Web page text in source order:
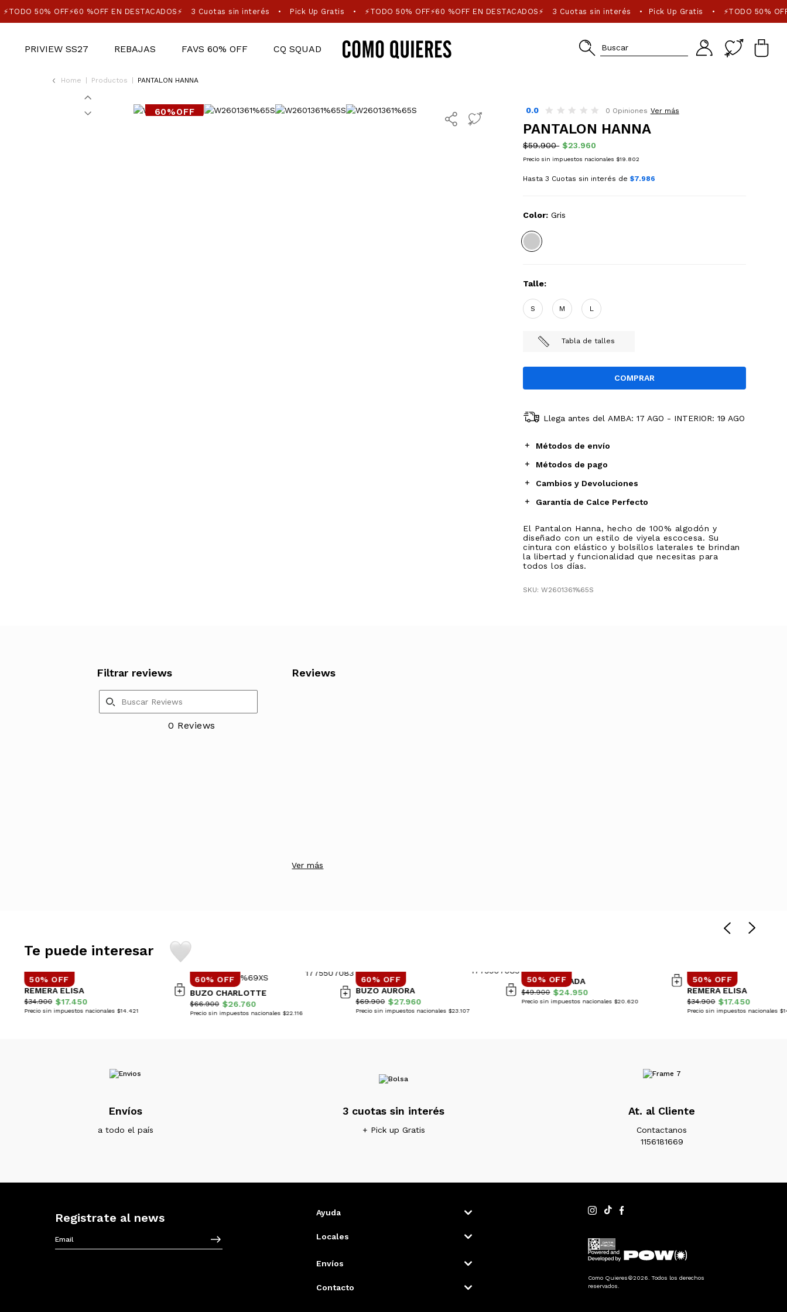
⚡TODO 50% OFF⚡60 %OFF EN DESTACADOS⚡ 3 Cuotas sin interés Pick Up Gratis • ⚡TODO 50% OFF⚡60 %OFF EN DESTACADOS⚡ 3 Cuotas sin interés Pick Up Gratis • ⚡TODO 50%
PRIVIEW SS27 REBAJAS FAVS 60% OFF CQ SQUAD
Home Productos PANTALON HANNA
60%OFF 0.0 0 Opiniones Ver más
PANTALON HANNA
$59.900 $23.960
Precio sin impuestos nacionales $19.802
Hasta 3 Cuotas sin interés de$7.986
Color: Gris
Talle:
S M L
Tabla de talles
Llega antes del AMBA: 17 AGO - INTERIOR: 19 AGO
Métodos de envío
Métodos de pago
Cambios y Devoluciones
Garantía de Calce Perfecto
El Pantalon Hanna, hecho de 100% algodón y
diseñado con un estilo de viyela escocesa. Su
cintura con elástico y bolsillos laterales te brindan
la libertad y funcionalidad que necesitas para
todos los días.
SKU: W2601361%65S
Filtrar reviews
0 Reviews
Reviews
Ver más
Te puede interesar
50% OFF
REMERA ELISA
$34.900 $17.450
Precio sin impuestos nacionales $14.421
60% OFF
BUZO CHARLOTTE
$66.900 $26.760
Precio sin impuestos nacionales $22.116
60% OFF
BUZO AURORA
$69.900 $27.960
Precio sin impuestos nacionales $23.107
50% OFF
POLERA GUADA
$49.900 $24.950
Precio sin impuestos nacionales $20.620
50% OFF
REMERA ELISA
$34.900 $17.450
Precio sin impuestos nacionales
Envíos
a todo el país
3 cuotas sin interés
+ Pick up Gratis
At. al Cliente
Contactanos
1156181669
Registrate al news Ayuda
Locales
Envíos
Contacto
Como Quieres©2026. Todos los derechos
reservados.